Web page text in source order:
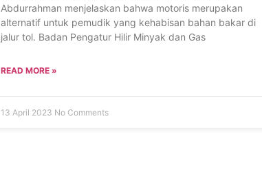
Abdurrahman menjelaskan bahwa motoris merupakan
alternatif untuk pemudik yang kehabisan bahan bakar di
jalur tol. Badan Pengatur Hilir Minyak dan Gas
READ MORE »
13 April 2023 No Comments